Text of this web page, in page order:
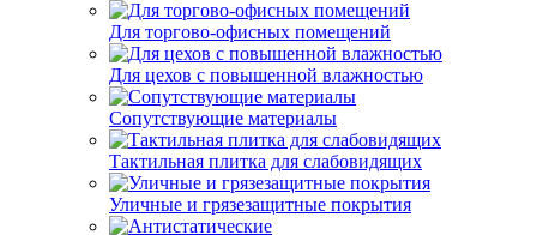
Для торгово-офисных помещений
Для цехов с повышенной влажностью
Сопутствующие материалы
Тактильная плитка для слабовидящих
Уличные и грязезащитные покрытия